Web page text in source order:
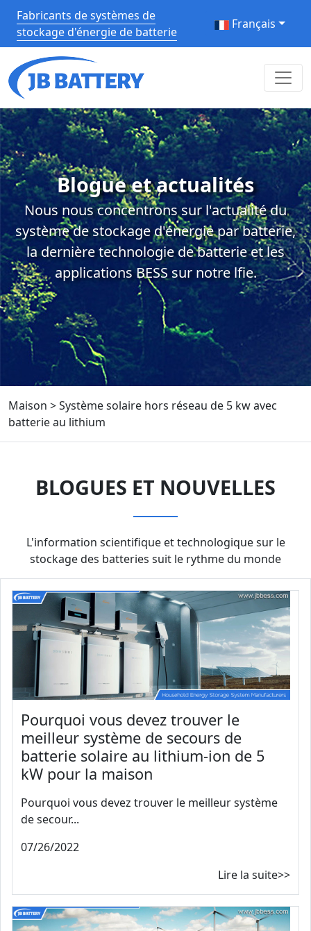
Fabricants de systèmes de
stockage d'énergie de batterie
Français
Blogue et actualités
Nous nous concentrons sur l'actualité du
système de stockage d'énergie par batterie,
la dernière technologie de batterie et les
applications BESS sur notre lfie.
Maison >Système solaire hors réseau de 5 kw avec
batterie au lithium
BLOGUES ET NOUVELLES
L'information scientifique et technologique sur le
stockage des batteries suit le rythme du monde
Pourquoi vous devez trouver le
meilleur système de secours de
batterie solaire au lithium-ion de 5
kW pour la maison
Pourquoi vous devez trouver le meilleur système
de secour...
07/26/2022
Lire la suite>>